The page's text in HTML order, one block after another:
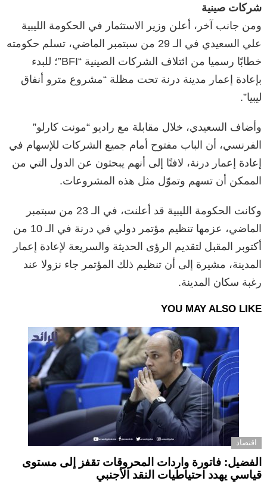
شركات صينية
ومن جانب آخر، أعلن وزير الاستثمار في الحكومة الليبية
علي السعيدي في الـ 29 من سبتمبر الماضي، تسلم حكومته
خطابًا رسميا من ائتلاف الشركات الصينية “BFI”؛ للبدء
بإعادة إعمار مدينة درنة تحت مظلة “مشروع مترو أنفاق
ليبيا”.
وأضاف السعيدي، خلال مقابلة مع راديو “مونت كارلو”
الفرنسي، أن الباب مفتوح أمام جميع الشركات للإسهام في
إعادة إعمار درنة، لافتًا إلى أنهم يبحثون عن الدول التي من
الممكن أن تسهم وتموّل مثل هذه المشروعات.
وكانت الحكومة الليبية قد أعلنت، في الـ 23 من سبتمبر
الماضي، عزمها تنظيم مؤتمر دولي في درنة في الـ 10 من
أكتوبر المقبل لتقديم الرؤى الحديثة والسريعة لإعادة إعمار
المدينة، مشيرة إلى أن تنظيم ذلك المؤتمر جاء نزولا عند
رغبة سكان المدينة.
YOU MAY ALSO LIKE
اقتصاد
الفضيل: فاتورة واردات المحروقات تقفز إلى مستوى
قياسي يهدد احتياطيات النقد الأجنبي